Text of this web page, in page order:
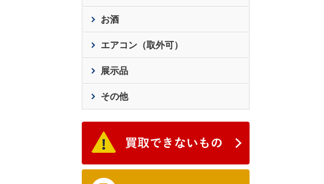
お酒
エアコン（取外可）
展示品
その他